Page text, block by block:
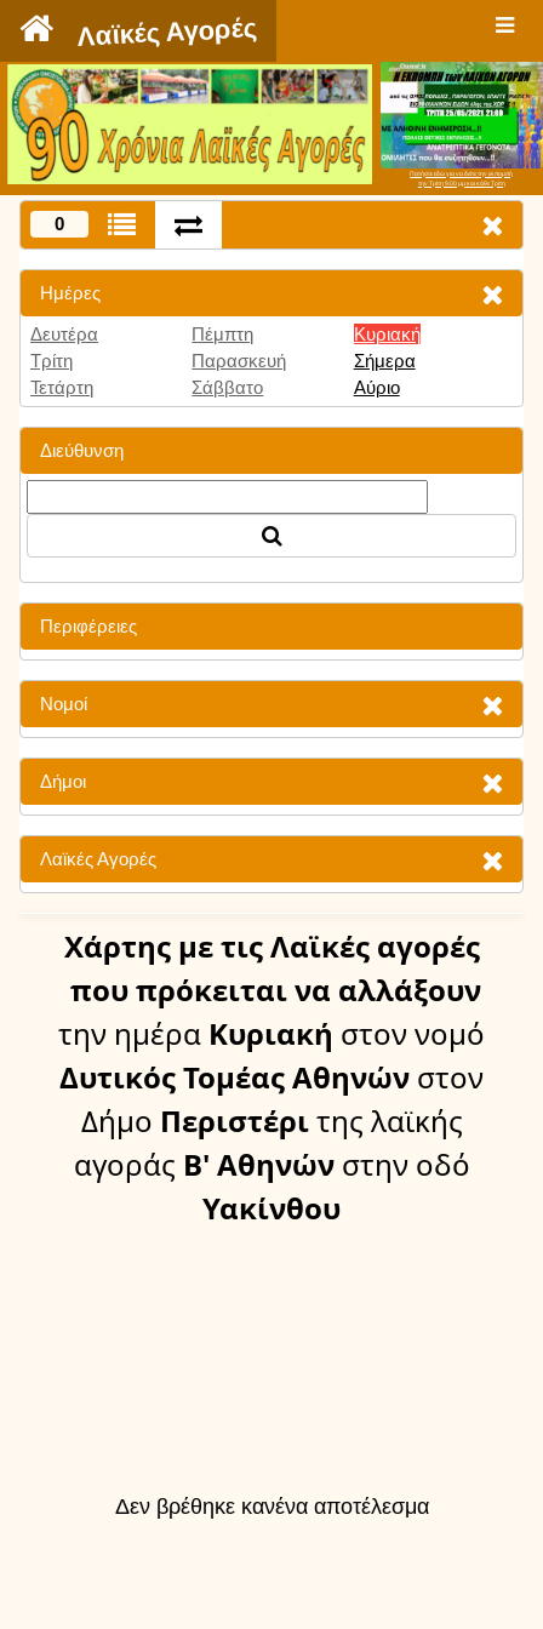
Λαϊκές Αγορές
Πατήστε εδώ για να δείτε την εκπομπή
την Τρίτη 9:00 μμ και κάθε Τρίτη
0
Ημέρες
Δευτέρα
Τρίτη
Τετάρτη
Πέμπτη
Παρασκευή
Σάββατο
Κυριακή
Σήμερα
Αύριο
Διεύθυνση
Περιφέρειες
Νομοί
Δήμοι
Λαϊκές Αγορές
Χάρτης με τις Λαϊκές αγορές
που πρόκειται να αλλάξουν
την ημέρα Κυριακή στον νομό
Δυτικός Τομέας Αθηνών στον
Δήμο Περιστέριτης λαϊκής
αγοράς Β' Αθηνών στην οδό
Υακίνθου
Δεν βρέθηκε κανένα αποτέλεσμα